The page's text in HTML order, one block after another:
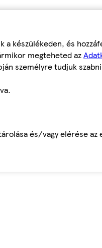
készülékeden, és
megteheted az
személyre tudjuk
és/vagy elérése